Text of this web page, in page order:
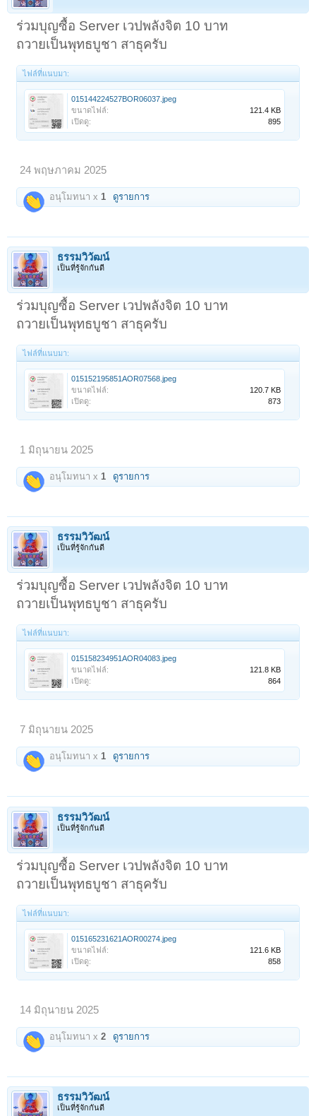
ร่วมบุญซื้อ Server เวปพลังจิต 10 บาท
ถวายเป็นพุทธบูชา สาธุครับ
ไฟล์ที่แนบมา:
015144224527BOR06037.jpeg
ขนาดไฟล์:
121.4 KB
เปิดดู:
895
24 พฤษภาคม 2025
อนุโมทนา x 1 ดูรายการ
ธรรมวิวัฒน์
เป็นที่รู้จักกันดี
ร่วมบุญซื้อ Server เวปพลังจิต 10 บาท
ถวายเป็นพุทธบูชา สาธุครับ
ไฟล์ที่แนบมา:
015152195851AOR07568.jpeg
ขนาดไฟล์:
120.7 KB
เปิดดู:
873
1 มิถุนายน 2025
อนุโมทนา x1 ดูรายการ
ธรรมวิวัฒน์
เป็นที่รู้จักกันดี
ร่วมบุญซื้อ Server เวปพลังจิต 10 บาท
ถวายเป็นพุทธบูชา สาธุครับ
ไฟล์ที่แนบมา:
015158234951AOR04083.jpeg
ขนาดไฟล์:
121.8 KB
เปิดดู:
864
7 มิถุนายน 2025
อนุโมทนา x1 ดูรายการ
ธรรมวิวัฒน์
เป็นที่รู้จักกันดี
ร่วมบุญซื้อ Server เวปพลังจิต 10 บาท
ถวายเป็นพุทธบูชา สาธุครับ
ไฟล์ที่แนบมา:
015165231621AOR00274.jpeg
ขนาดไฟล์:
121.6 KB
เปิดดู:
858
14 มิถุนายน 2025
อนุโมทนา x2 ดูรายการ
ธรรมวิวัฒน์
เป็นที่รู้จักกันดี